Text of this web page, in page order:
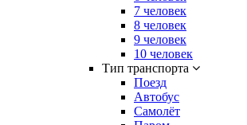
7 человек
8 человек
9 человек
10 человек
Тип транспорта
Поезд
Автобус
Самолёт